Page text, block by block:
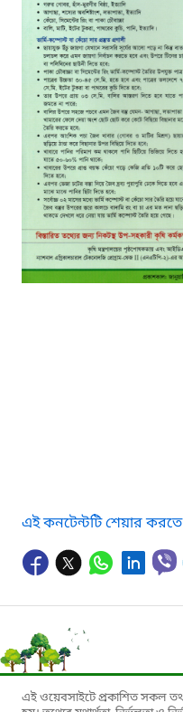
এই কনটেন্টটি শেয়ার
এই ওয়েবসাইটে প্রকাশিত সকল তথ্য